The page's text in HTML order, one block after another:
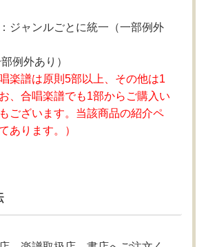
ジャンルごとに統一（一部例外
例外あり）
楽譜は原則5部以上、その他は1
、合唱楽譜でも1部からご購入い
ございます。当該商品の紹介ペ
あります。）